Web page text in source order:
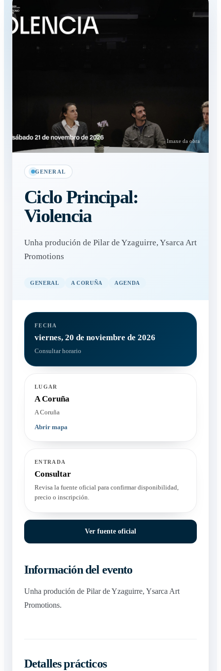
GENERAL
Ciclo Principal:
Violencia
Unha produción de Pilar de Yzaguirre, Ysarca Art
Promotions
GENERAL A CORUÑA AGENDA
Imaxe da obra
FECHA
viernes, 20 de noviembre de 2026
Consultar horario
LUGAR
A Coruña
A Coruña
Abrir mapa
ENTRADA
Consultar
Revisa la fuente oficial para confirmar disponibilidad,
precio o inscripción.
Ver fuente oficial
Información del evento
Unha produción de Pilar de Yzaguirre, Ysarca Art
Promotions.
Detalles prácticos